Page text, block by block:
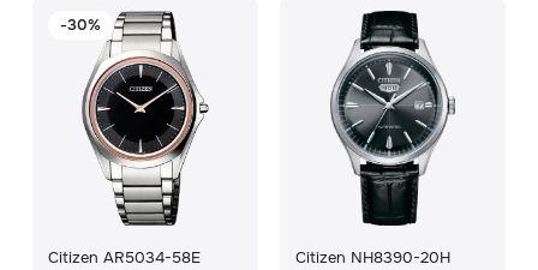
-30%
Citizen AR5034-58E
Citizen NH8390-20H